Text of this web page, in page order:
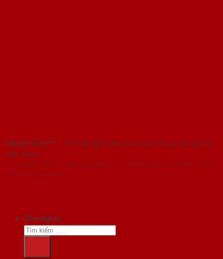
SaigonDoor™ - Hệ thống Showroom cửa nhựa hàng đầu
Việt Nam
Copyright ⓒ 2016 – 2026 SaigonDoor™ - www.bancuanhua.com | Đơn vị
chủ quản SaigonDoor
Tìm kiếm: